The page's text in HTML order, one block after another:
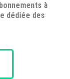
à
dédiée des